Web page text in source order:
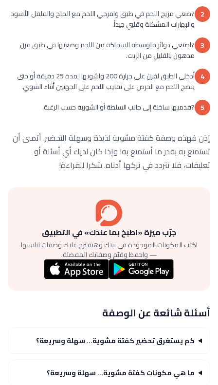
2 ?ضعي مزيج اللحم في طبق وامزجي اللحم مع الملح والفلفل الأسود
والبهارات المشكلة وقلبي جيداً.
3 ?اصنعي دوائر متوسطة السماكة من اللحم وضعيها في طبق فرن
مدهون بالقليل من الزيت.
4
أدخلي الطبق لفرن على حرارة 200 واشويها لمدة 25 دقيقة أو حتى
ينضج اللحم مع الحرص على تقليب اللحم على الجهتين أثناء الشوي.
5 ?قدميها ساخنة إلى جانب السلطة أو الشوربة حسب الرغبة.
إذن فهذه وصفة كفتة مشوية لذيذة وسهلة التحضير. أتمنى أن
تستمتع به بقدر ما أستمتع به! وإذا كان لديك أي أسئلة أو
تعليقات، فلا تتردد في تركها أدناه. شكرا للقراءة!
جرّب ميزة «اطبخ بما عندك» في التطبيق
اكتب المكونات الموجودة في بيتك وهنقترح عليك وصفات تناسبها
— واحفظ وقيّم وصفاتك المفضلة.
أسئلة شائعة عن الوصفة
كم يستغرق تحضير كفتة مشوية... سهلة وسريعة؟
ما هي مكونات كفتة مشوية... سهلة وسريعة؟